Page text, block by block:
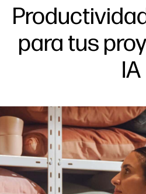
para tus
IA